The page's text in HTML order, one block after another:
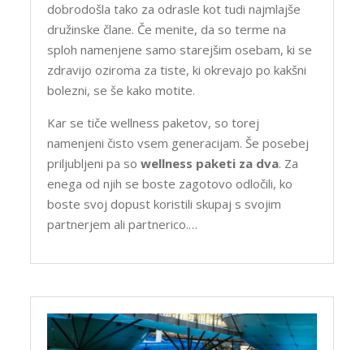
dobrodošla tako za odrasle kot tudi najmlajše
družinske člane. Če menite, da so terme na
sploh namenjene samo starejšim osebam, ki se
zdravijo oziroma za tiste, ki okrevajo po kakšni
bolezni, se še kako motite.
Kar se tiče wellness paketov, so torej
namenjeni čisto vsem generacijam. Še posebej
priljubljeni pa sowellness paketi za dva. Za
enega od njih se boste zagotovo odločili, ko
boste svoj dopust koristili skupaj s svojim
partnerjem ali partnerico.…